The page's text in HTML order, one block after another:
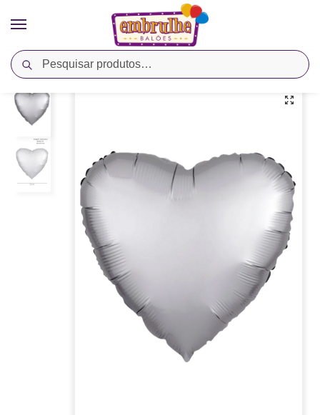
Pesquisar
Início Cores Prata / Balão Metalizado Coração 20″ Linha Cromado – Platinum – Megatoon